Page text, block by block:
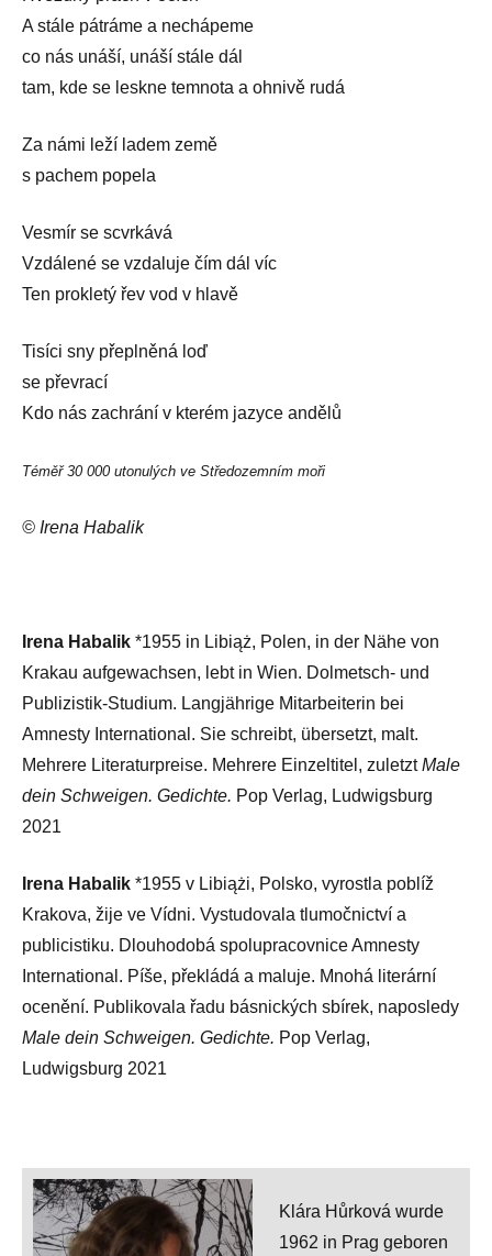
A stále pátráme a nechápeme
co nás unáší, unáší stále dál
tam, kde se leskne temnota a ohnivě rudá
Za námi leží ladem země
s pachem popela
Vesmír se scvrkává
Vzdálené se vzdaluje čím dál víc
Ten prokletý řev vod v hlavě
Tisíci sny přeplněná loď
se převrací
Kdo nás zachrání v kterém jazyce andělů
Téměř 30 000 utonulých ve Středozemním moři
© Irena Habalik
Irena Habalik *1955 in Libiąż, Polen, in der Nähe von
Krakau aufgewachsen, lebt in Wien. Dolmetsch- und
Publizistik-Studium. Langjährige Mitarbeiterin bei
Amnesty International. Sie schreibt, übersetzt, malt.
Mehrere Literaturpreise. Mehrere Einzeltitel, zuletztMale
dein Schweigen. Gedichte. Pop Verlag, Ludwigsburg
2021
Irena Habalik *1955 v Libiążi, Polsko, vyrostla poblíž
Krakova, žije ve Vídni. Vystudovala tlumočnictví a
publicistiku. Dlouhodobá spolupracovnice Amnesty
International. Píše, překládá a maluje. Mnohá literární
ocenění. Publikovala řadu básnických sbírek, naposledy
Male dein Schweigen. Gedichte. Pop Verlag,
Ludwigsburg 2021
Klára Hůrková wurde
1962 in Prag geboren